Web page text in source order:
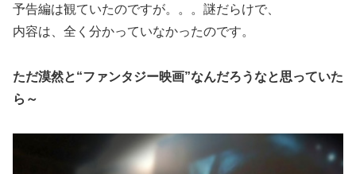
予告編は観ていたのですが。。。謎だらけで、
内容は、全く分かっていなかったのです。
ただ漠然と“ファンタジー映画”なんだろうなと思っていた
ら～